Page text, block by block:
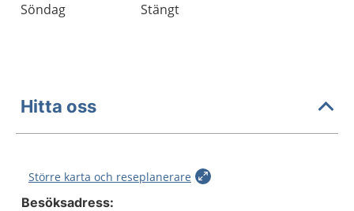
Söndag
Stängt
Hitta oss
Större karta och reseplanerare
Besöksadress: